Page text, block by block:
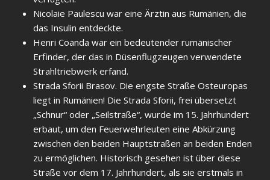
Nicolaie Paulescu war eine Ärztin aus Rumänien, die
das Insulin entdeckte.
Henri Coanda war ein bedeutender rumänischer
Erfinder, der das in Düsenflugzeugen verwendete
Strahltriebwerk erfand.
Strada Sforii Brasov. Die engste Straße Osteuropas
liegt in Rumänien! Die Strada Sforii, frei übersetzt
„Schnur“ oder „Seilstraße“, wurde im 15. Jahrhundert
erbaut, um den Feuerwehrleuten eine Abkürzung
zwischen den beiden Hauptstraßen an beiden Enden
zu ermöglichen. Historisch gesehen ist über diese
Straße vor dem 17. Jahrhundert, als sie erstmals in